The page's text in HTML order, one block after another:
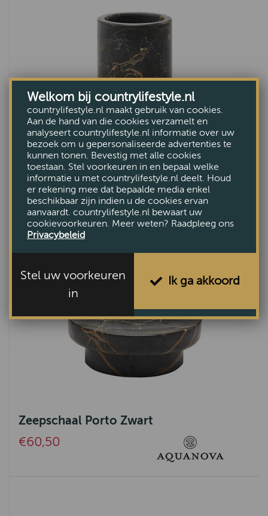
Tumbler Porto Zwart
€60,50
Zeepschaal Porto Zwart
€60,50
Welkom bij countrylifestyle.nl
countrylifestyle.nl maakt gebruik van cookies.
Aan de hand van die cookies verzamelt en
analyseert countrylifestyle.nl informatie over uw
bezoek om u gepersonaliseerde advertenties te
kunnen tonen. Bevestig met alle cookies
toestaan. Stel voorkeuren in en bepaal welke
informatie u met countrylifestyle.nl deelt. Houd
er rekening mee dat bepaalde media enkel
beschikbaar zijn indien u de cookies ervan
aanvaardt. countrylifestyle.nl bewaart uw
cookievoorkeuren. Meer weten? Raadpleeg ons
Privacybeleid
Stel uw voorkeuren
in
Ik ga akkoord